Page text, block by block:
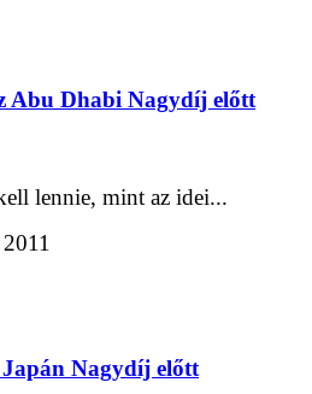
Abu Dhabi Nagydíj előtt
lennie, mint az idei...
Nagydíj előtt